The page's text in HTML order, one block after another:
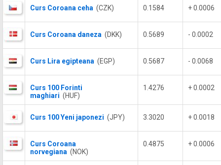
Curs Coroana ceha (CZK) 0.1584 + 0.0006
Curs Coroana daneza (DKK) 0.5689 - 0.0002
Curs Lira egipteana (EGP) 0.5687 - 0.0068
Curs 100 Forinti
maghiari (HUF)
1.4276 + 0.0002
Curs 100 Yeni japonezi (JPY) 3.3020 + 0.0018
Curs Coroana
norvegiana (NOK)
0.4875 + 0.0006